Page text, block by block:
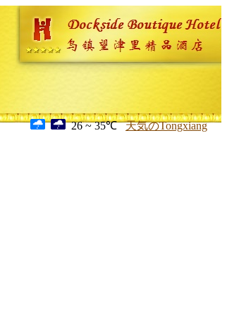
26 ~ 35℃ 天気のTongxiang